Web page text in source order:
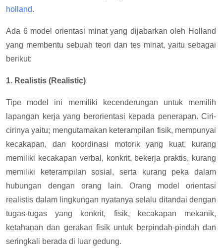
holland.
Ada 6 model orientasi minat yang dijabarkan oleh Holland
yang membentu sebuah teori dan tes minat, yaitu sebagai
berikut:
1. Realistis (Realistic)
Tipe model ini memiliki kecenderungan untuk memilih
lapangan kerja yang berorientasi kepada penerapan. Ciri-
cirinya yaitu; mengutamakan keterampilan fisik, mempunyai
kecakapan, dan koordinasi motorik yang kuat, kurang
memiliki kecakapan verbal, konkrit, bekerja praktis, kurang
memiliki keterampilan sosial, serta kurang peka dalam
hubungan dengan orang lain. Orang model orientasi
realistis dalam lingkungan nyatanya selalu ditandai dengan
tugas-tugas yang konkrit, fisik, kecakapan mekanik,
ketahanan dan gerakan fisik untuk berpindah-pindah dan
seringkali berada di luar gedung.